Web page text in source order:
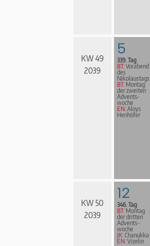
KW 49
2039
5
339. Tag
BT: Vorabend
des
Nikolaustags
BT: Montag
der zweiten
Advents­
woche
EN: Aloys
Henhöfer
KW 50
2039
12
346. Tag
BT: Montag
der dritten
Advents­
woche
JK: Chanukka
EN: Vizelin